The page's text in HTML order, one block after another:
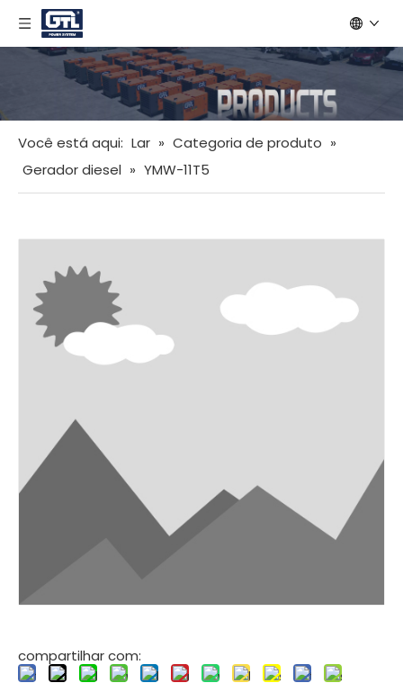
Você está aqui: Lar » Categoria de produto »
Gerador diesel » YMW-11T5
compartilhar com: